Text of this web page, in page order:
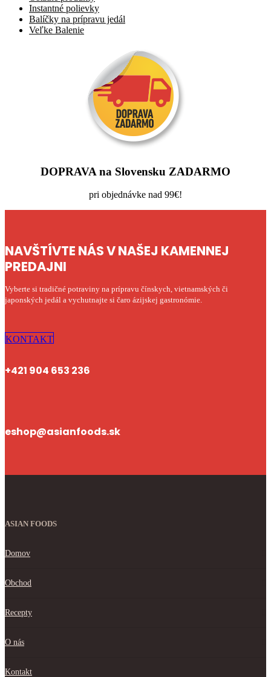
Instantné polievky
Balíčky na prípravu jedál
Veľke Balenie
DOPRAVA na Slovensku ZADARMO
pri objednávke nad 99€!
NAVŠTÍVTE NÁS V NAŠEJ KAMENNEJ
PREDAJNI
Vyberte si tradičné potraviny na prípravu čínskych, vietnamských či
japonských jedál a vychutnajte si čaro ázijskej gastronómie.
KONTAKT
+421 904 653 236
eshop@asianfoods.sk
ASIAN FOODS
Domov
Obchod
Recepty
O nás
Kontakt